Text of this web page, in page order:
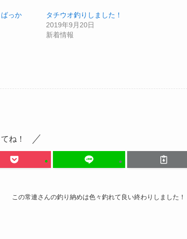
っか
タチウオ釣りしました！
2019年9月20日
新着情報
ね！
この常連さんの釣り納めは色々釣れて良い終わりしました！